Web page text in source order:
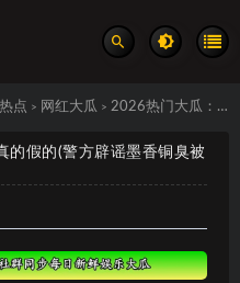
点 > 网红大瓜 > 2026热门大瓜：墨香铜臭刑拘真的假的(警方辟谣墨香铜臭被刑拘) 真实事件汇总
的假的(警方辟谣墨香铜臭被